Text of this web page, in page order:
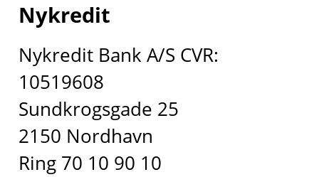
Nykredit
Nykredit Bank A/S CVR:
10519608
Sundkrogsgade 25
2150 Nordhavn
Ring 70 10 90 10